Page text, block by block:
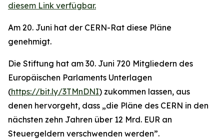
diesem Link verfügbar.
Am 20. Juni hat der CERN-Rat diese Pläne
genehmigt.
Die Stiftung hat am 30. Juni 720 Mitgliedern des
Europäischen Parlaments Unterlagen
(https://bit.ly/3TMnDNI) zukommen lassen, aus
denen hervorgeht, dass „die Pläne des CERN in den
nächsten zehn Jahren über 12 Mrd. EUR an
Steuergeldern verschwenden werden”.